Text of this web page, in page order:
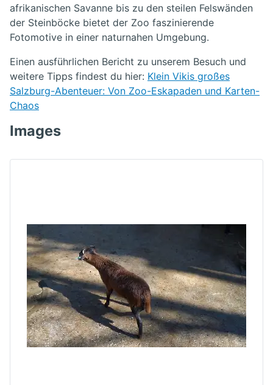
afrikanischen Savanne bis zu den steilen Felswänden
der Steinböcke bietet der Zoo faszinierende
Fotomotive in einer naturnahen Umgebung.
Einen ausführlichen Bericht zu unserem Besuch und
weitere Tipps findest du hier: Klein Vikis großes
Salzburg-Abenteuer: Von Zoo-Eskapaden und Karten-
Chaos
Images